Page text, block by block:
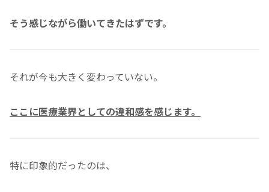
そう感じながら働いてきたはずです。
それが今も大きく変わっていない。
ここに医療業界としての違和感を感じます。
特に印象的だったのは、